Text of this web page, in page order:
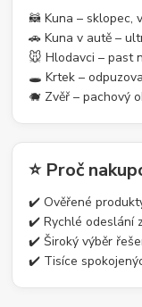
🦝 Kuna – sklopec,
🚗 Kuna v autě –
🐭 Hlodavci – past
🕳️ Krtek –
🐗 Zvěř – pachový
⭐ Proč
✔️ Ověřené
✔️ Rychlé odeslání
✔️ Široký výběr
✔️ Tisíce